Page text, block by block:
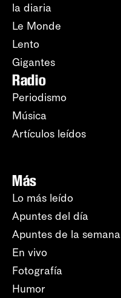
la diaria
Le Monde
Lento
Gigantes
Radio
Periodismo
Música
Artículos leídos
Más
Lo más leído
Apuntes del día
Apuntes de la semana
En vivo
Fotografía
Humor